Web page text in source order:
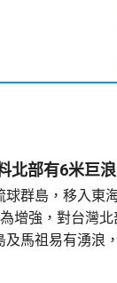
北部有6米巨
群島，移入東
增強，對台灣
及馬祖易有湧浪
上巨浪。 氣象